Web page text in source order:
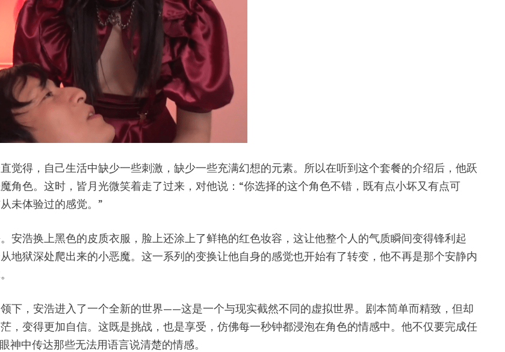
觉得，自己生活中缺少一些刺激，缺少一些充满幻想的元素。所以在听到这个套餐的介绍后，他跃
角色。这时，皆月光微笑着走了过来，对他说：“你选择的这个角色不错，既有点小坏又有点可
未体验过的感觉。”
安浩换上黑色的皮质衣服，脸上还涂上了鲜艳的红色妆容，这让他整个人的气质瞬间变得锋利起
地狱深处爬出来的小恶魔。这一系列的变换让他自身的感觉也开始有了转变，他不再是那个安静内
下，安浩进入了一个全新的世界——这是一个与现实截然不同的虚拟世界。剧本简单而精致，但却
，变得更加自信。这既是挑战，也是享受，仿佛每一秒钟都浸泡在角色的情感中。他不仅要完成任
神中传达那些无法用语言说清楚的情感。